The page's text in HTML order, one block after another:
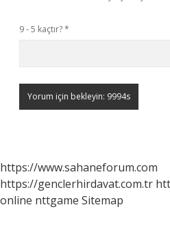
9 - 5 kaçtır?*
https://www.sahaneforum.com
https://genclerhirdavat.com.tr
online nttgame Sitemap